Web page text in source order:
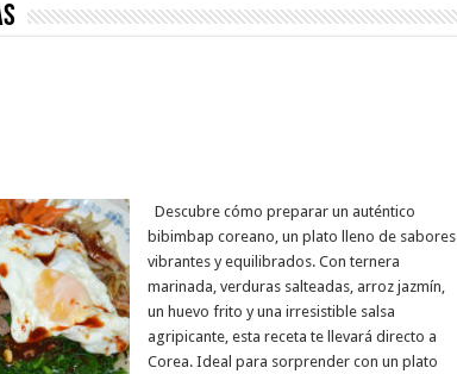
Descubre cómo preparar un auténtico
bibimbap coreano, un plato lleno de sabores
vibrantes y equilibrados. Con ternera
marinada, verduras salteadas, arroz jazmín,
un huevo frito y una irresistible salsa
agripicante, esta receta te llevará directo a
Corea. Ideal para sorprender con un plato